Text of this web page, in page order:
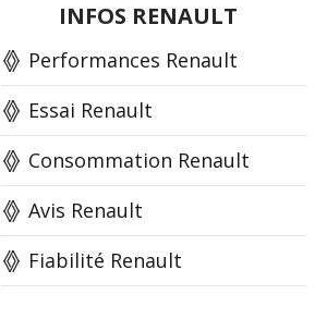
INFOS RENAULT
Performances Renault
Essai Renault
Consommation Renault
Avis Renault
Fiabilité Renault